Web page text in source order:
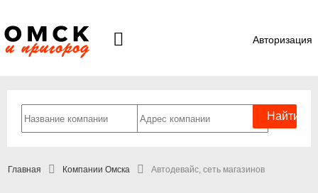
Авторизация
Главная Компании Омска Автодевайc, сеть магазинов